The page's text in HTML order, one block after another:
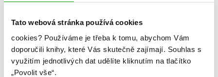
Tato webová stránka používá cookies
cookies? Používáme je třeba k tomu, abychom Vám
doporučili knihy, které Vás skutečně zajímají. Souhlas s
využitím jednotlivých dat udělíte kliknutím na tlačítko
„Povolit vše“.
Kategorie: young adult
Žánr: Komiks
román)